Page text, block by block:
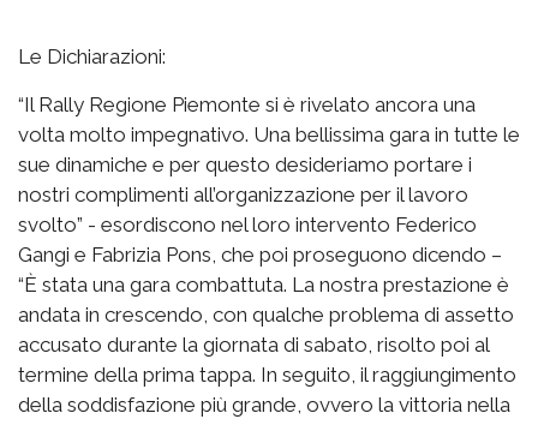
Le Dichiarazioni:
“Il Rally Regione Piemonte si è rivelato ancora una
volta molto impegnativo. Una bellissima gara in tutte le
sue dinamiche e per questo desideriamo portare i
nostri complimenti all’organizzazione per il lavoro
svolto” - esordiscono nel loro intervento Federico
Gangi e Fabrizia Pons, che poi proseguono dicendo –
“È stata una gara combattuta. La nostra prestazione è
andata in crescendo, con qualche problema di assetto
accusato durante la giornata di sabato, risolto poi al
termine della prima tappa. In seguito, il raggiungimento
della soddisfazione più grande, ovvero la vittoria nella